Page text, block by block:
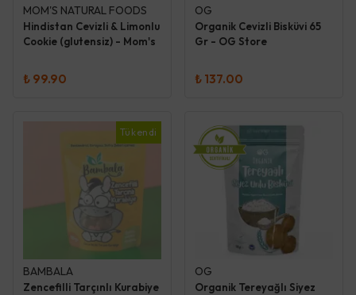
MOM'S NATURAL FOODS
Hindistan Cevizli & Limonlu
Cookie (glutensiz) - Mom's
₺ 99.90
OG
Organik Cevizli Bisküvi 65
Gr - OG Store
₺ 137.00
Tükendi
BAMBALA
Zencefilli Tarçınlı Kurabiye
OG
Organik Tereyağlı Siyez